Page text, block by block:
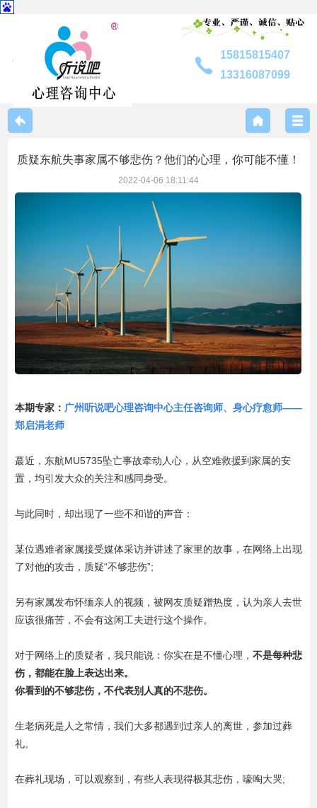
15815815407
13316087099
联系我们
咨询指南
资费标准
质疑东航失事家属不够悲伤？他们的心理，你可能不懂！
2022-04-06 18:11:44
本期专家： 广州听说吧心理咨询中心主任咨询师、身心疗愈师——
郑启涓老师
蕞近，东航MU5735坠亡事故牵动人心，从空难救援到家属的安
置，均引发大众的关注和感同身受。
与此同时，却出现了一些不和谐的声音：
某位遇难者家属接受媒体采访并讲述了家里的故事，在网络上出现
了对他的攻击，质疑“不够悲伤”;
另有家属发布怀缅亲人的视频，被网友质疑蹭热度，认为亲人去世
应该很痛苦，不会有这闲工夫进行这个操作。
对于网络上的质疑者，我只能说：你实在是不懂心理， 不是每种悲
伤，都能在脸上表达出来。
你看到的不够悲伤，不代表别人真的不悲伤。
生老病死是人之常情，我们大多都遇到过亲人的离世，参加过葬
礼。
在葬礼现场，可以观察到，有些人表现得极其悲伤，嚎啕大哭;